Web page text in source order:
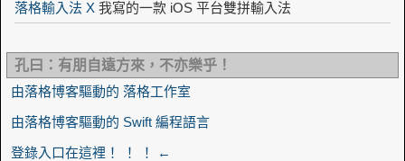
落格輸入法 X 我寫的一款 iOS 平台雙拼輸入法
孔曰：有朋自遠方來，不亦樂乎！
由落格博客驅動的 落格工作室
由落格博客驅動的 Swift 編程語言
登錄入口在這裡！ ！ ！ ←